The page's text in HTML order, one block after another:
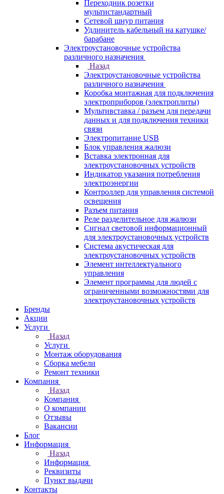
Переходник розетки
мультистандартный
Сетевой шнур питания
Удлинитель кабельный на катушке/
барабане
Электроустановочные устройства
различного назначения
Назад
Электроустановочные устройства
различного назначения
Коробка монтажная для подключения
электроприборов (электроплиты)
Мультивставка / разъем для передачи
данных и для подключения техники
связи
Электропитание USB
Блок управления жалюзи
Вставка электронная для
электроустановочных устройств
Индикатор указания потребления
электроэнергии
Контроллер для управления системой
освещения
Разъем питания
Реле разделительное для жалюзи
Сигнал световой информационный
для электроустановочных устройств
Система акустическая для
электроустановочных устройств
Элемент интеллектуального
управления
Элемент программы для людей с
ограниченными возможностями для
электроустановочных устройств
Бренды
Акции
Услуги
Назад
Услуги
Монтаж оборудования
Сборка мебели
Ремонт техники
Компания
Назад
Компания
О компании
Отзывы
Вакансии
Блог
Информация
Назад
Информация
Реквизиты
Пункт выдачи
Контакты